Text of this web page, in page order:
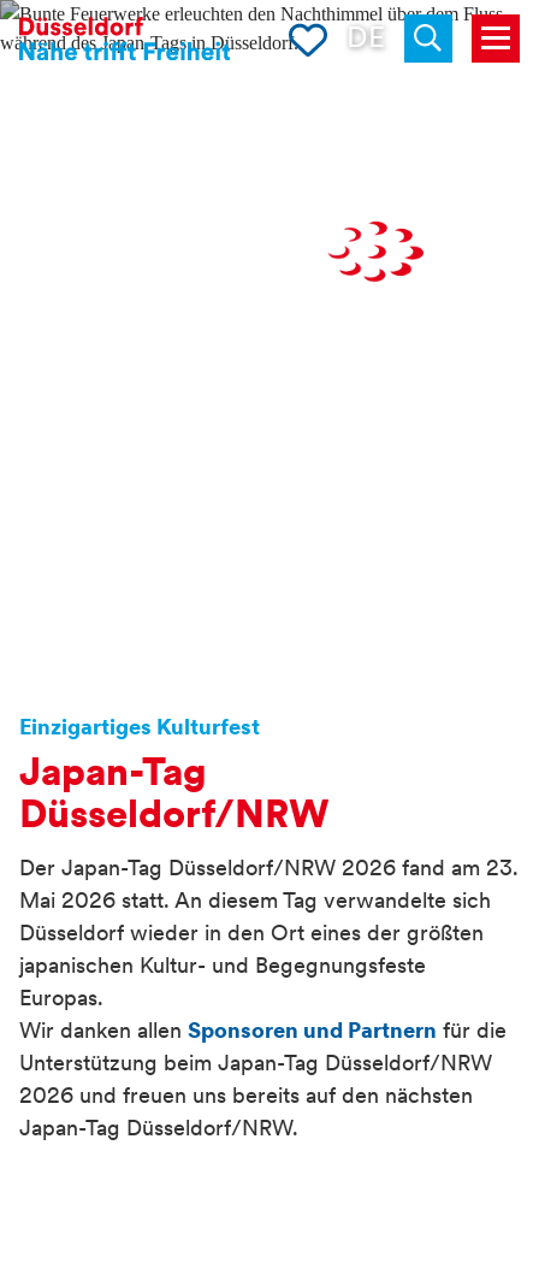
Menü
Merkliste
DE
Einzigartiges Kulturfest
Japan-Tag
Düsseldorf/NRW
Der Japan-Tag Düsseldorf/NRW 2026 fand am 23.
Mai 2026 statt. An diesem Tag verwandelte sich
Düsseldorf wieder in den Ort eines der größten
japanischen Kultur- und Begegnungsfeste
Europas.
Wir danken allen Sponsoren und Partnern für die
Unterstützung beim Japan-Tag Düsseldorf/NRW
2026 und freuen uns bereits auf den nächsten
Japan-Tag Düsseldorf/NRW.